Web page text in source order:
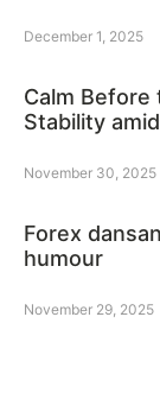
December 1, 2025
Calm Before
Stability
November 30, 2025
Forex
humour
November 29, 2025